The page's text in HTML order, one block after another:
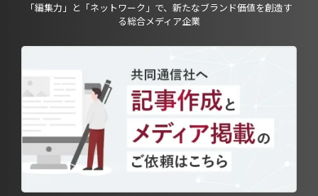
「編集力」と「ネットワーク」で、新たなブランド価値を創造す
る総合メディア企業